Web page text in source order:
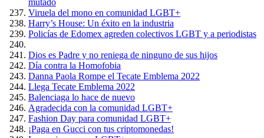
mutado
Viruela del mono en comunidad LGBT+
Harry’s House: Un éxito en la industria
Policías de Edomex agreden colectivos LGBT y a periodistas
Dios es Padre y no reniega de ninguno de sus hijos
Día contra la Homofobia
Danna Paola Rompe el Tecate Emblema 2022
Llega Tecate Emblema 2022
Balenciaga lo hace de nuevo
Agradecida con la comunidad LGBT+
Fashion Day para comunidad LGBT+
¡Paga en Gucci con tus criptomonedas!